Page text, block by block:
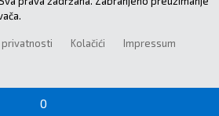
0
privatnosti Kolačići Impressum